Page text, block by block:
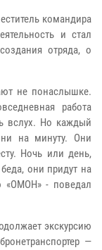
командира
и стал
отряда, о
не понаслышке.
работа
вслух. Но каждый
ни на минуту. Они
Ночь или день,
они придут на
- поведал
экскурсию
—